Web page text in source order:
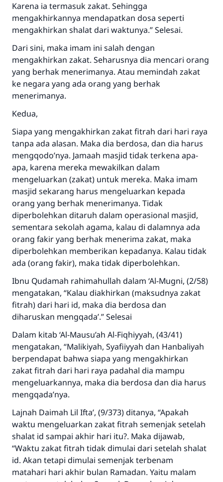
Karena ia termasuk zakat. Sehingga
mengakhirkannya mendapatkan dosa seperti
mengakhirkan shalat dari waktunya.” Selesai.
Dari sini, maka imam ini salah dengan
mengakhirkan zakat. Seharusnya dia mencari orang
yang berhak menerimanya. Atau memindah zakat
ke negara yang ada orang yang berhak
menerimanya.
Kedua,
Siapa yang mengakhirkan zakat fitrah dari hari raya
tanpa ada alasan. Maka dia berdosa, dan dia harus
mengqodo’nya. Jamaah masjid tidak terkena apa-
apa, karena mereka mewakilkan dalam
mengeluarkan (zakat) untuk mereka. Maka imam
masjid sekarang harus mengeluarkan kepada
orang yang berhak menerimanya. Tidak
diperbolehkan ditaruh dalam operasional masjid,
sementara sekolah agama, kalau di dalamnya ada
orang fakir yang berhak menerima zakat, maka
diperbolehkan memberikan kepadanya. Kalau tidak
ada (orang fakir), maka tidak diperbolehkan.
Ibnu Qudamah rahimahullah dalam ‘Al-Mugni, (2/58)
mengatakan, “Kalau diakhirkan (maksudnya zakat
fitrah) dari hari id, maka dia berdosa dan
diharuskan mengqada’.” Selesai
Dalam kitab ‘Al-Mausu’ah Al-Fiqhiyyah, (43/41)
mengatakan, “Malikiyah, Syafiiyyah dan Hanbaliyah
berpendapat bahwa siapa yang mengakhirkan
zakat fitrah dari hari raya padahal dia mampu
mengeluarkannya, maka dia berdosa dan dia harus
mengqada’nya.
Lajnah Daimah Lil Ifta’, (9/373) ditanya, “Apakah
waktu mengeluarkan zakat fitrah semenjak setelah
shalat id sampai akhir hari itu?. Maka dijawab,
“Waktu zakat fitrah tidak dimulai dari setelah shalat
id. Akan tetapi dimulai semenjak terbenam
matahari hari akhir bulan Ramadan. Yaitu malam
Jawaban no. 110845
menyelamatkan pernikahan.
Bantu kami dalam memberikan jawaban untuk umat
Rasulullah ﷺ bersabda